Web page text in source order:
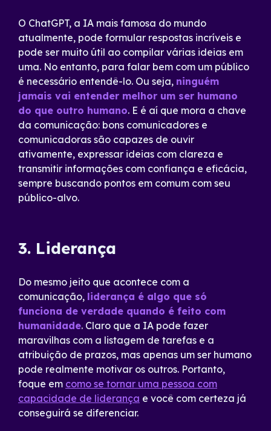
O ChatGPT, a IA mais famosa do mundo
atualmente, pode formular respostas incríveis e
pode ser muito útil ao compilar várias ideias em
uma. No entanto, para falar bem com um público
é necessário entendê-lo. Ou seja, ninguém
jamais vai entender melhor um ser humano
do que outro humano. E é aí que mora a chave
da comunicação: bons comunicadores e
comunicadoras são capazes de ouvir
ativamente, expressar ideias com clareza e
transmitir informações com confiança e eficácia,
sempre buscando pontos em comum com seu
público-alvo.
3. Liderança
Do mesmo jeito que acontece com a
comunicação, liderança é algo que só
funciona de verdade quando é feito com
humanidade. Claro que a IA pode fazer
maravilhas com a listagem de tarefas e a
atribuição de prazos, mas apenas um ser humano
pode realmente motivar os outros. Portanto,
foque em como se tornar uma pessoa com
capacidade de liderança e você com certeza já
conseguirá se diferenciar.